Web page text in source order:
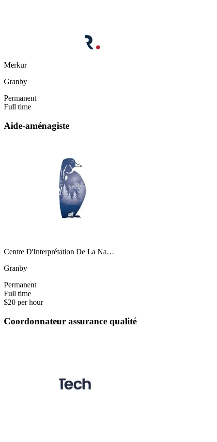
Merkur
Granby
Permanent
Full time
Aide-aménagiste
Centre D'Interprétation De La Na…
Granby
Permanent
Full time
$20 per hour
Coordonnateur assurance qualité